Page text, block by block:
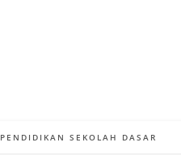
PENDIDIKAN SEKOLAH DASAR